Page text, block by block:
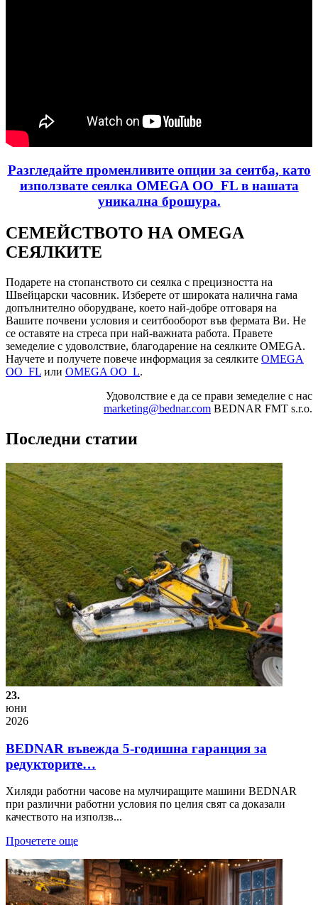
Разгледайте променливите опции за сеитба, като
използвате сеялка OMEGA OO_FL в нашата
уникална брошура.
СЕМЕЙСТВОТО НА OMEGA
СЕЯЛКИТЕ
Подарете на стопанството си сеялка с прецизността на
Швейцарски часовник. Изберете от широката налична гама
допълнително оборудване, което най-добре отговаря на
Вашите почвени условия и сеитбооборот във фермата Ви. Не
се оставяте на стреса при най-важната работа. Правете
земеделие с удоволствие, благодарение на сеялките OMEGA.
Научете и получете повече информация за сеялките OMEGA
OO_FL или OMEGA OO_L.
Удоволствие е да се прави земеделие с нас
marketing@bednar.com BEDNAR FMT s.r.o.
Последни статии
23.
юни
2026
BEDNAR въвежда 5-годишна гаранция за
редукторите…
Хиляди работни часове на мулчиращите машини BEDNAR
при различни работни условия по целия свят са доказали
качеството на използв...
Прочетете още